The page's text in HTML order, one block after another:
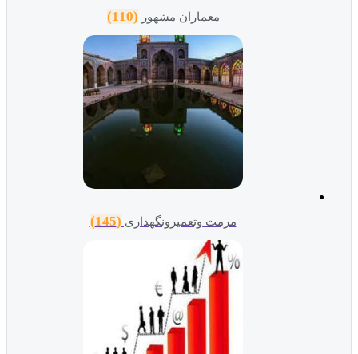
معماران مشهور (110)
مرمت وتعمیرونگهداری (145)